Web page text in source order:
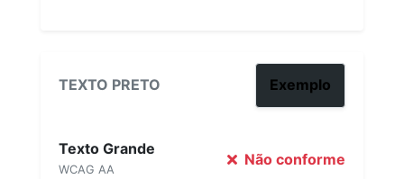
TEXTO PRETO Exemplo
Texto Grande
WCAG AA
Não conforme